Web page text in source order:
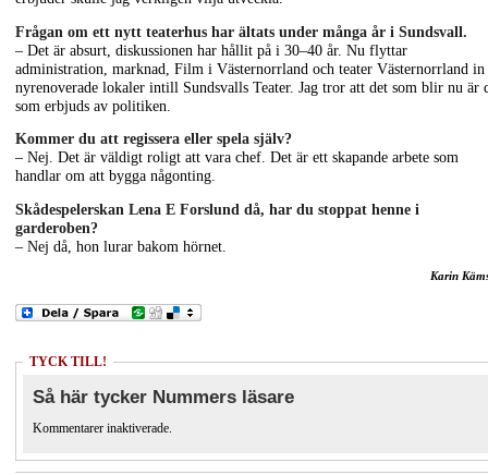
Frågan om ett nytt teaterhus har ältats under många år i Sundsvall.
– Det är absurt, diskussionen har hållit på i 30–40 år. Nu flyttar
administration, marknad, Film i Västernorrland och teater Västernorrland
nyrenoverade lokaler intill Sundsvalls Teater. Jag tror att det som blir nu är
som erbjuds av politiken.
Kommer du att regissera eller spela själv?
– Nej. Det är väldigt roligt att vara chef. Det är ett skapande arbete som
handlar om att bygga någonting.
Skådespelerskan Lena E Forslund då, har du stoppat henne i
garderoben?
– Nej då, hon lurar bakom hörnet.
Karin
TYCK TILL!
Så här tycker Nummers läsare
Kommentarer inaktiverade.